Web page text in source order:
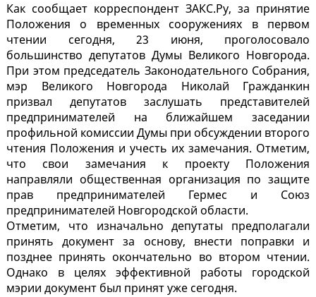
Как сообщает корреспондент ЗАКС.Ру, за принятие
Положения о временных сооружениях в первом
чтении сегодня, 23 июня, проголосовало
большинство депутатов Думы Великого Новгорода.
При этом председатель Законодательного Собрания,
мэр Великого Новгорода Николай Гражданкин
призвал депутатов заслушать представителей
предпринимателей на ближайшем заседании
профильной комиссии Думы при обсуждении второго
чтения Положения и учесть их замечания. Отметим,
что свои замечания к проекту Положения
направляли общественная организация по защите
прав предпринимателей Гермес и Союз
предпринимателей Новгородской области.
Отметим, что изначально депутаты предполагали
принять документ за основу, внести поправки и
позднее принять окончательно во втором чтении.
Однако в целях эффективной работы городской
мэрии документ был принят уже сегодня.